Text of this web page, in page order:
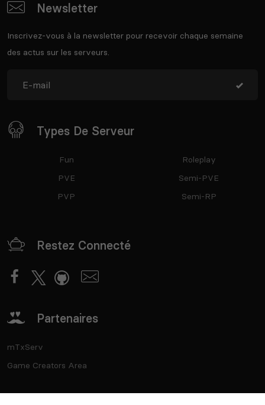
Newsletter
Inscrivez-vous à la newsletter pour recevoir chaque semaine
des actus sur les serveurs.
Types De Serveur
Fun
PVE
PVP
Roleplay
Semi-PVE
Semi-RP
Restez Connecté
Partenaires
mTxServ
Game Creators Area